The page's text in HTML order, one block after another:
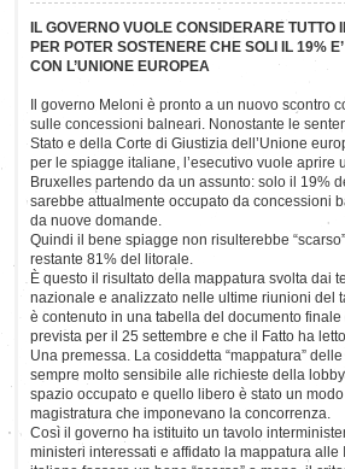
IL GOVERNO VUOLE CONSIDERARE
PER POTER SOSTENERE CHE SOLI IL 19%
CON L’UNIONE EUROPEA
Il governo Meloni è pronto a un nuovo scontro
sulle concessioni balneari. Nonostante le
Stato e della Corte di Giustizia dell’Unione
per le spiagge italiane, l’esecutivo vuole aprire
Bruxelles partendo da un assunto: solo il 19%
sarebbe attualmente occupato da concessioni
da nuove domande.
Quindi il bene spiagge non risulterebbe
restante 81% del litorale.
È questo il risultato della mappatura svolta dai
nazionale e analizzato nelle ultime riunioni del
è contenuto in una tabella del documento
prevista per il 25 settembre e che il Fatto ha
Una premessa. La cosiddetta “mappatura”
sempre molto sensibile alle richieste della
spazio occupato e quello libero è stato un
magistratura che imponevano la concorrenza.
Così il governo ha istituito un tavolo
ministeri interessati e affidato la mappatura